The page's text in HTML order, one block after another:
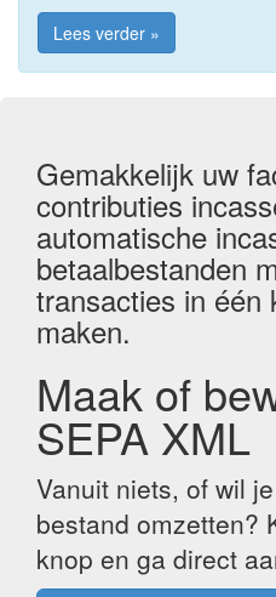
Lees verder »
Gemakkelijk uw
contributies
automatische
betaalbestanden
transacties in één
maken.
Maak of
SEPA XML
Vanuit niets, of wil
bestand omzetten?
knop en ga direct